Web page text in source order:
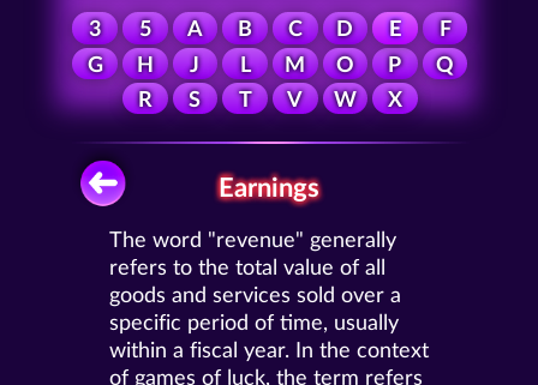
3 5 A B C D E
F
G
H J L M O P
Q
R
S T V W X
Earnings
The word "revenue" generally
refers to the total value of all
goods and services sold over a
specific period of time, usually
within a fiscal year. In the context
of games of luck, the term refers